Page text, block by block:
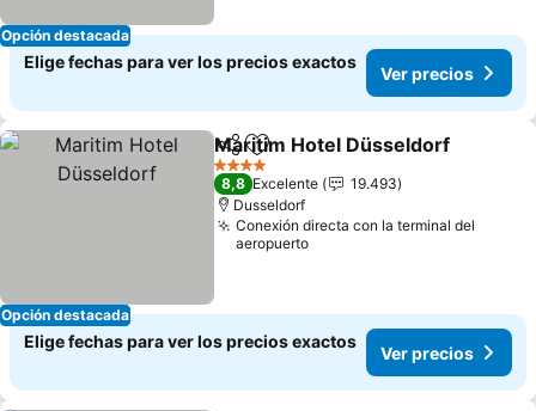
Opción destacada
Elige fechas para ver los precios exactos
Ver precios
Opción destacada
CompartirAgregar a favoritos
Maritim Hotel Düsseldorf
4 Estrellas
8,8 Excelente
19.493
Dusseldorf
Conexión directa con la terminal del
aeropuerto
Elige fechas para ver los precios exactos
Ver precios